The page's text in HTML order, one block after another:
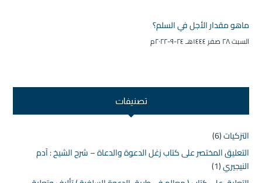
ماهو مقدار الأجل في السلم؟
السبت ۲۸ صفر ۱٤٤٤هـ ۲٤-۹-۲۰۲۲م
تصنيفات
التزكيات(6)
التعليق المختصر على كتاب زغل الدعوة والدعاة – شرح الشيخ : آدم
النيجيري(1)